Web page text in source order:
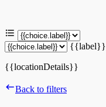
{{label}}
{{locationDetails}}
Back to filters